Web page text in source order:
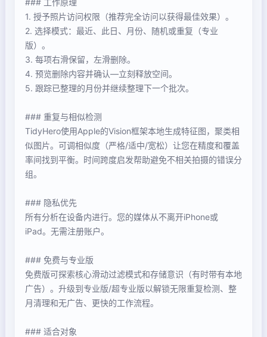
### 工作原理
1. 授予照片访问权限（推荐完全访问以获得最佳效果）。
2. 选择模式：最近、此日、月份、随机或重复（专业
版）。
3. 每项右滑保留，左滑删除。
4. 预览删除内容并确认—立刻释放空间。
5. 跟踪已整理的月份并继续整理下一个批次。
### 重复与相似检测
TidyHero使用Apple的Vision框架本地生成特征图，聚类相
似图片。可调相似度（严格/适中/宽松）让您在精度和覆盖
率间找到平衡。时间跨度启发帮助避免不相关拍摄的错误分
组。
### 隐私优先
所有分析在设备内进行。您的媒体从不离开iPhone或
iPad。无需注册账户。
### 免费与专业版
免费版可探索核心滑动过滤模式和存储意识（有时带有本地
广告）。升级到专业版/超专业版以解锁无限重复检测、整
月清理和无广告、更快的工作流程。
### 适合对象